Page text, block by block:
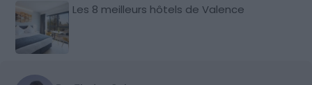
Les 8 meilleurs hôtels de Valence